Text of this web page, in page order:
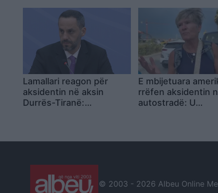
përfundon në spital
kundërpërgjigje
Lamallari reagon për
aksidentin në aksin
Durrës-Tiranë:
E mbijetuara
rrëfen aksidentin
autostradë: U
© 2003 - 2026 Albeu Online